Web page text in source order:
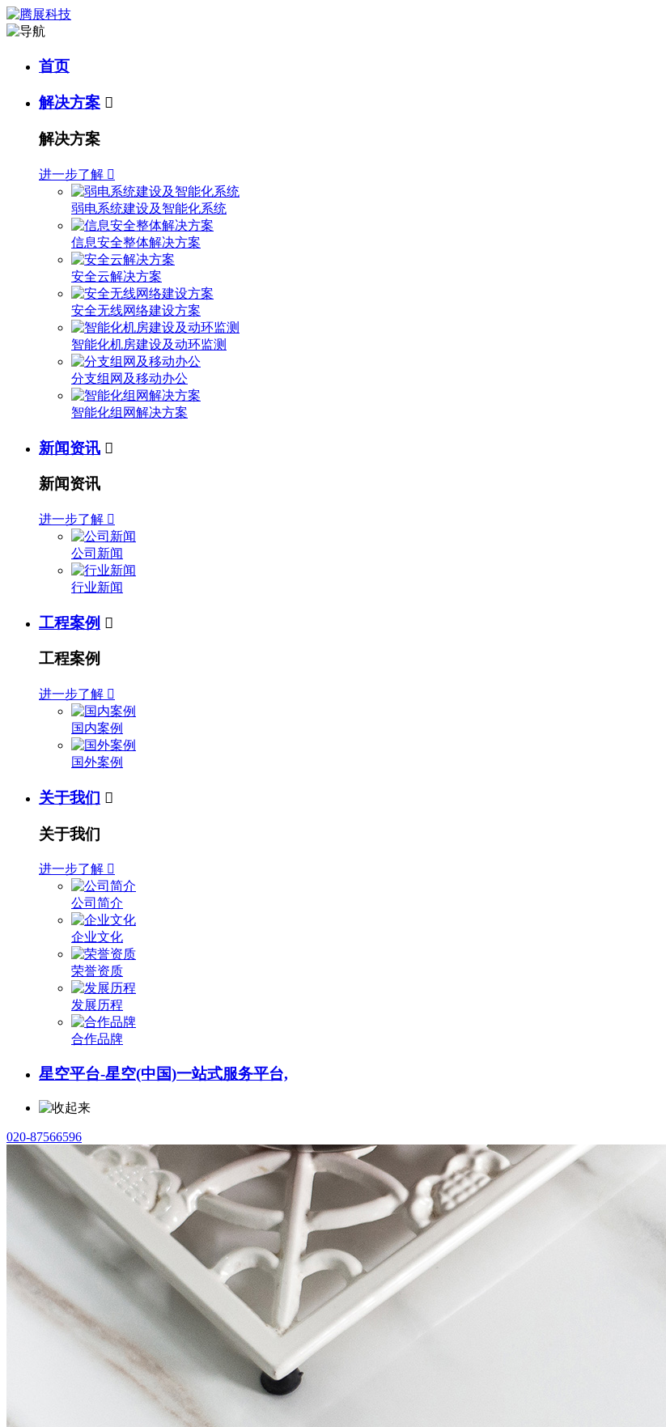
首页
解决方案 
解决方案
进一步了解 
弱电系统建设及智能化系统
信息安全整体解决方案
安全云解决方案
安全无线网络建设方案
智能化机房建设及动环监测
分支组网及移动办公
智能化组网解决方案
新闻资讯 
新闻资讯
进一步了解 
公司新闻
行业新闻
工程案例 
工程案例
进一步了解 
国内案例
国外案例
关于我们 
关于我们
进一步了解 
公司简介
企业文化
荣誉资质
发展历程
合作品牌
星空平台-星空(中国)一站式服务平台,
020-87566596